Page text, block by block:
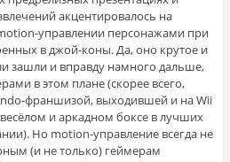
акцентировалось на
управлении персонажами при
в джой-коны. Да, оно крутое и
зашли и вправду намного дальше,
в этом плане (скорее всего,
франшизой, выходившей и на Wii
и аркадном боксе в лучших
Но motion-управление всегда не
(и не только) геймерам